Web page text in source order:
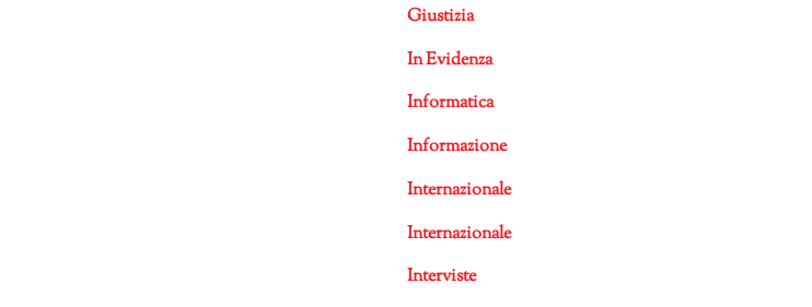
Giustizia
In Evidenza
Informatica
Informazione
Internazionale
Internazionale
Interviste